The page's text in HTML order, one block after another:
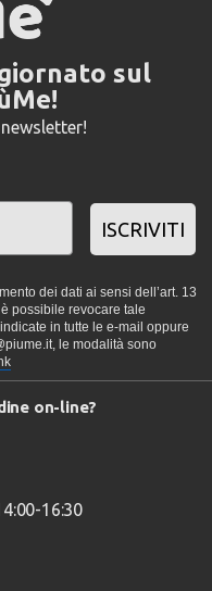
sul
ISCRIVITI
dei dati ai sensi dell’art. 13
possibile revocare tale
in tutte le e-mail oppure
le modalità sono
on-line?
16:30